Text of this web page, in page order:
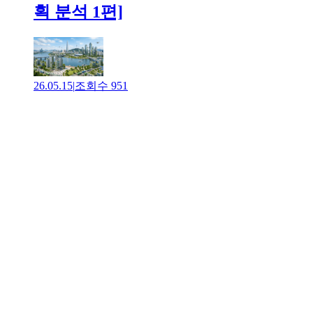
획 분석 1편]
26.05.15|조회수 951